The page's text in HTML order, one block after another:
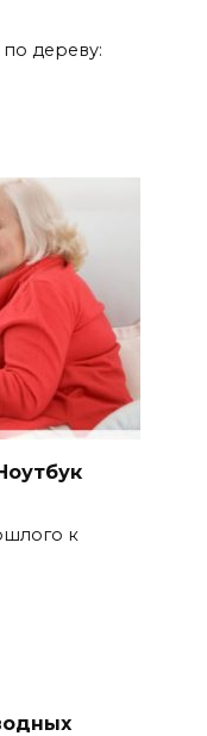
дереву:
к